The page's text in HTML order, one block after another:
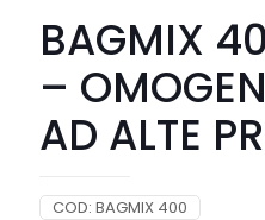
BAGMIX
–
AD ALTE
COD: BAGMIX 400